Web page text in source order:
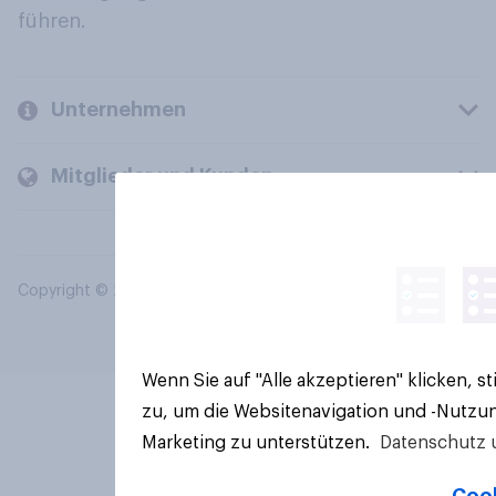
führen.
Unternehmen
Mitglieder und Kunden
Copyright © 2026 YouGov PLC. Alle Rechte vorbehalten.
Wenn Sie auf "Alle akzeptieren" klicken,
zu, um die Websitenavigation und -
Marketing zu unterstützen.
Datenschutz